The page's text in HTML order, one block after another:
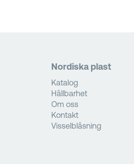
Nordiska plast
Katalog
Hållbarhet
Om oss
Kontakt
Visselblåsning